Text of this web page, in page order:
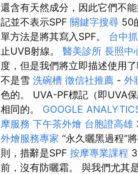
還含有天然成分，因此它們不
記並不表示SPF 關鍵字搜尋 50
單方法是將其寫入SPF。 台中
止UVB射線。 醫美診所 長照中
度，但是我們將立即描述使用
不是雪 洗碗槽 徵信社推薦 - 外
色的。 UVA-PF標記（即UVA
相同的。 GOOGLE
摩服務 下午茶外燴 台胞證高雄
外燴服務專家 “永久曬黑過程”
則，措辭是SPF 按摩專業課程
前，沒有防曬霜。 與我們尤其